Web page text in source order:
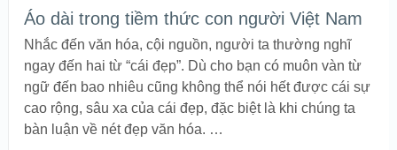
Áo dài trong tiềm thức con người Việt Nam
Nhắc đến văn hóa, cội nguồn, người ta thường nghĩ
ngay đến hai từ “cái đẹp”. Dù cho bạn có muôn vàn từ
ngữ đến bao nhiêu cũng không thể nói hết được cái sự
cao rộng, sâu xa của cái đẹp, đặc biệt là khi chúng ta
bàn luận về nét đẹp văn hóa. …